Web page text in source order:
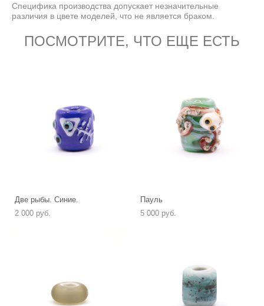
Специфика производства допускает незначительные
различия в цвете моделей, что не является браком.
ПОСМОТРИТЕ, ЧТО ЕЩЕ ЕСТЬ
Две рыбы. Синие.
2 000 pуб.
Пауль
5 000 pуб.